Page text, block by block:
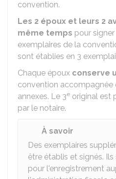
convention.
Les 2 époux et leurs 2
même temps pour
exemplaires de la
sont établies en 3
Chaque époux conserve
convention accompagnée
annexes. Le 3e original est
par le notaire.
À savoir
Des exemplaires
être établis et signés.
pour l'enregistrement